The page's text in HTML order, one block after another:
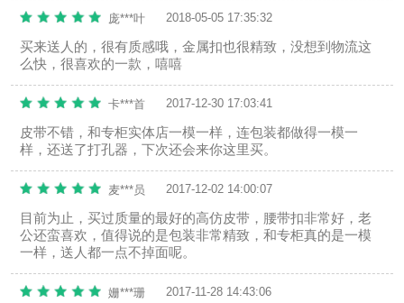
庞***叶 2018-05-05 17:35:32
买来送人的，很有质感哦，金属扣也很精致，没想到物流这
么快，很喜欢的一款，嘻嘻
卡***首 2017-12-30 17:03:41
皮带不错，和专柜实体店一模一样，连包装都做得一模一
样，还送了打孔器，下次还会来你这里买。
麦***员 2017-12-02 14:00:07
目前为止，买过质量的最好的高仿皮带，腰带扣非常好，老
公还蛮喜欢，值得说的是包装非常精致，和专柜真的是一模
一样，送人都一点不掉面呢。
姗***珊 2017-11-28 14:43:06